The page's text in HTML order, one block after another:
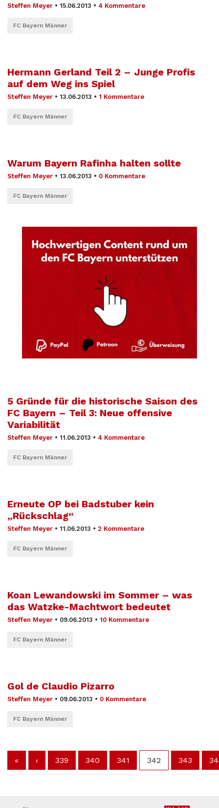
Steffen Meyer • 15.06.2013 • 4 Kommentare
FC Bayern Männer
Hermann Gerland Teil 2 – Junge Profis
auf dem Weg ins Spiel
Steffen Meyer • 13.06.2013 • 1 Kommentare
FC Bayern Männer
Warum Bayern Rafinha halten sollte
Steffen Meyer • 13.06.2013 • 0 Kommentare
FC Bayern Männer
5 Gründe für die historische Saison des
FC Bayern – Teil 3: Neue offensive
Variabilität
Steffen Meyer • 11.06.2013 • 4 Kommentare
FC Bayern Männer
Erneute OP bei Badstuber kein
„Rückschlag“
Steffen Meyer • 11.06.2013 • 2 Kommentare
FC Bayern Männer
Koan Lewandowski im Sommer – was
das Watzke-Machtwort bedeutet
Steffen Meyer • 09.06.2013 • 10 Kommentare
FC Bayern Männer
Gol de Claudio Pizarro
Steffen Meyer • 09.06.2013 • 0 Kommentare
FC Bayern Männer
« ‹ 339 340 341 342 343